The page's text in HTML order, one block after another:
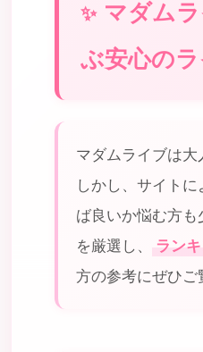
マダム
ぶ安心の
マダムライブは大
しかし、サイト
ば良いか悩む方
を厳選し、
ラン
方の参考にぜひご